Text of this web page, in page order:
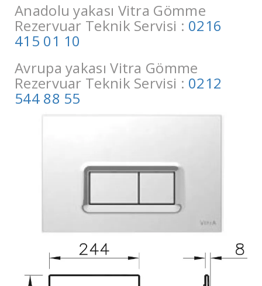
Anadolu yakası Vitra Gömme
Rezervuar Teknik Servisi : 0216
415 01 10
Avrupa yakası Vitra Gömme
Rezervuar Teknik Servisi : 0212
544 88 55